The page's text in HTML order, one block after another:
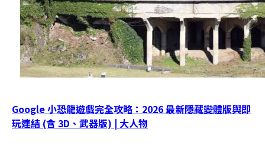
Google 小恐龍遊戲完全攻略：2026 最新隱藏變體版與即
玩連結 (含 3D、武器版) | 大人物